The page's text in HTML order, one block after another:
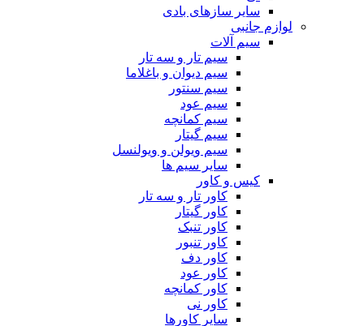
سایر سازهای بادی
لوازم جانبی
سیم آلات
سیم تار و سه تار
سیم دیوان و باغلاما
سیم سنتور
سیم عود
سیم کمانچه
سیم گیتار
سیم ویولن و ویولنسل
سایر سیم ها
کیس و کاور
کاور تار و سه تار
کاور گیتار
کاور تنبک
کاور تنبور
کاور دف
کاور عود
کاور کمانچه
کاور نی
سایر کاورها